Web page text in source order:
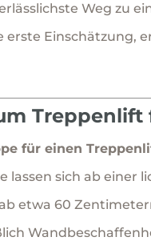
Weg zu
erste Einschätzung,
für einen
lassen sich ab
etwa 60